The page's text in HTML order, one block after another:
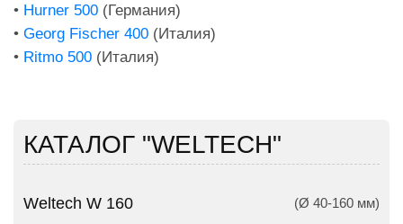
• Hurner 500 (Германия)
• Georg Fischer 400 (Италия)
• Ritmo 500 (Италия)
КАТАЛОГ "WELTECH"
Weltech W 160 (Ø 40-160 мм)